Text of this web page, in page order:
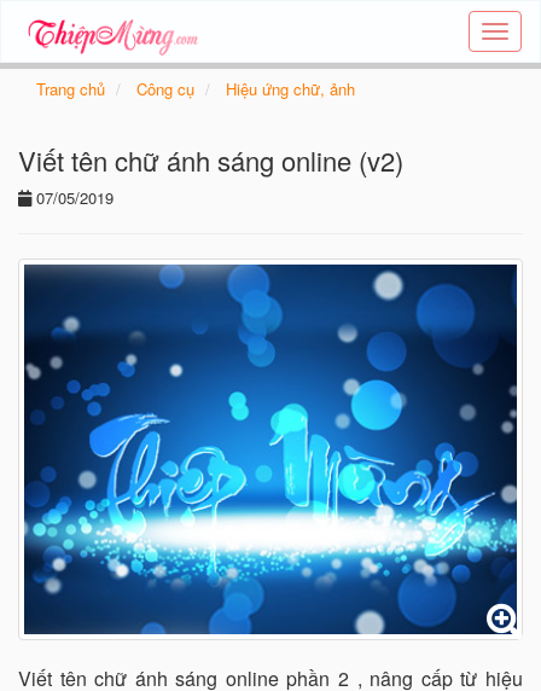
Tạo
thiệp
Trang chủ Công cụ Hiệu ứng chữ, ảnh
Viết tên chữ ánh sáng online (v2)
07/05/2019
Viết tên chữ ánh sáng online phần 2 , nâng cấp từ hiệu